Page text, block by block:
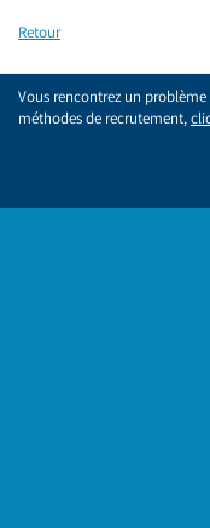
Retour
Vous rencontrez un
méthodes de recrutement,